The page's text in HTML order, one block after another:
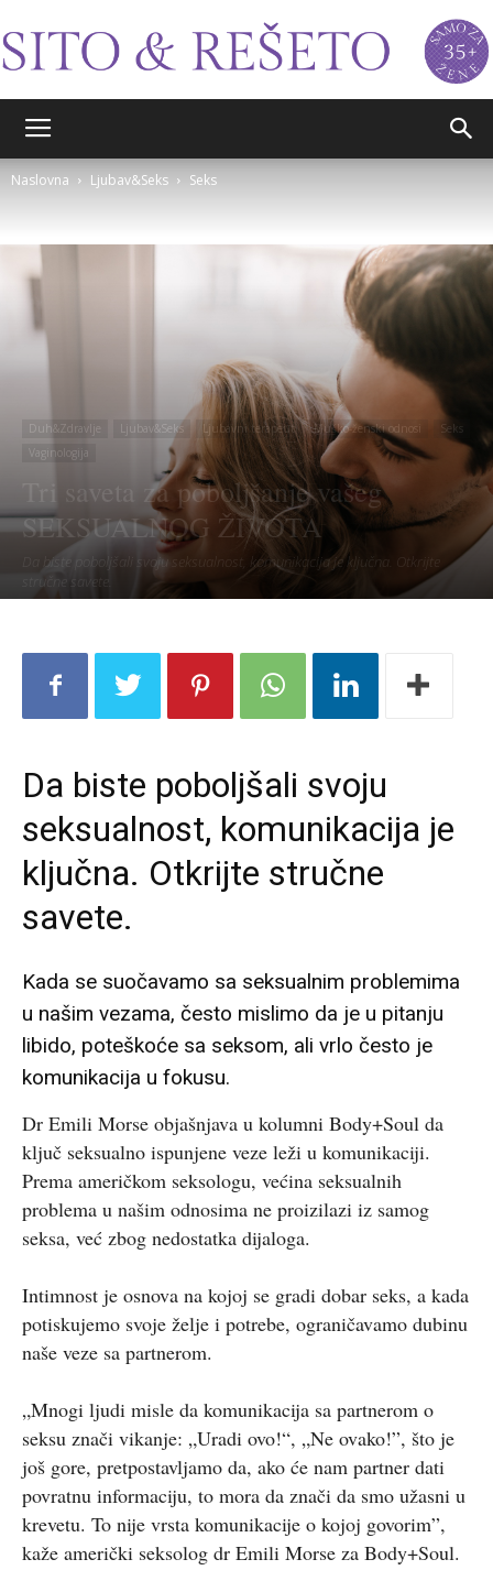
Naslovna Ljubav&Seks Seks
Duh&Zdravlje Ljubav&Seks Ljubavni terapeut Muško-ženski odnosi
Seks
Vaginologija
Tri saveta za poboljšanje vašeg
SEKSUALNOG ŽIVOTA
Da biste poboljšali svoju seksualnost, komunikacija je ključna. Otkrijte
stručne savete.
Da biste poboljšali svoju
seksualnost, komunikacija je
ključna. Otkrijte stručne
savete.
Kada se suočavamo sa seksualnim problemima
u našim vezama, često mislimo da je u pitanju
libido, poteškoće sa seksom, ali vrlo često je
komunikacija u fokusu.
Dr Emili Morse objašnjava u kolumni Body+Soul da
ključ seksualno ispunjene veze leži u komunikaciji.
Prema američkom seksologu, većina seksualnih
problema u našim odnosima ne proizilazi iz samog
seksa, već zbog nedostatka dijaloga.
Intimnost je osnova na kojoj se gradi dobar seks, a kada
potiskujemo svoje želje i potrebe, ograničavamo dubinu
naše veze sa partnerom.
„Mnogi ljudi misle da komunikacija sa partnerom o
seksu znači vikanje: „Uradi ovo!“, „Ne ovako!”, što je
još gore, pretpostavljamo da, ako će nam partner dati
povratnu informaciju, to mora da znači da smo užasni u
krevetu. To nije vrsta komunikacije o kojoj govorim”,
kaže američki seksolog dr Emili Morse za Body+Soul.